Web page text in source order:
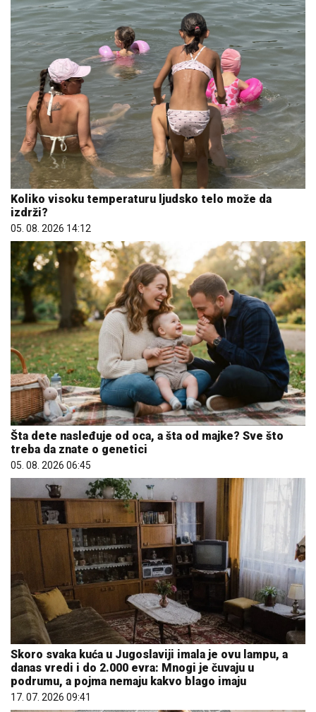
Koliko visoku temperaturu ljudsko telo može da
izdrži?
05. 08. 2026 14:12
Šta dete nasleđuje od oca, a šta od majke? Sve što
treba da znate o genetici
05. 08. 2026 06:45
Skoro svaka kuća u Jugoslaviji imala je ovu lampu, a
danas vredi i do 2.000 evra: Mnogi je čuvaju u
podrumu, a pojma nemaju kakvo blago imaju
17. 07. 2026 09:41